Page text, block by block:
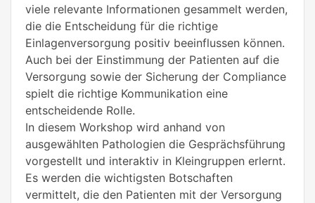
viele relevante Informationen gesammelt werden,
die die Entscheidung für die richtige
Einlagenversorgung positiv beeinflussen können.
Auch bei der Einstimmung der Patienten auf die
Versorgung sowie der Sicherung der Compliance
spielt die richtige Kommunikation eine
entscheidende Rolle.
In diesem Workshop wird anhand von
ausgewählten Pathologien die Gesprächsführung
vorgestellt und interaktiv in Kleingruppen erlernt.
Es werden die wichtigsten Botschaften
vermittelt, die den Patienten mit der Versorgung